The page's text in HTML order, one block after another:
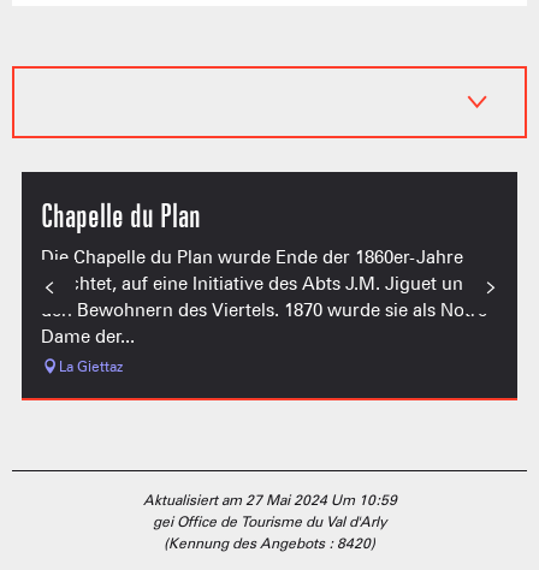
Chapelle du Plan
Die Chapelle du Plan wurde Ende der 1860er-Jahre
errichtet, auf eine Initiative des Abts J.M. Jiguet und
den Bewohnern des Viertels. 1870 wurde sie als Notre-
Dame der...
La Giettaz
Aktualisiert am 27 Mai 2024 Um 10:59
gei Office de Tourisme du Val d'Arly
(Kennung des Angebots : 8420)